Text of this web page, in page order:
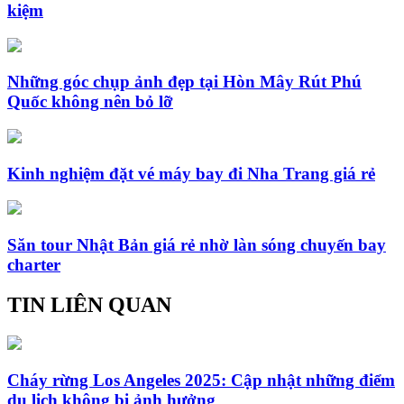
kiệm
Những góc chụp ảnh đẹp tại Hòn Mây Rút Phú
Quốc không nên bỏ lỡ
Kinh nghiệm đặt vé máy bay đi Nha Trang giá rẻ
Săn tour Nhật Bản giá rẻ nhờ làn sóng chuyến bay
charter
TIN LIÊN QUAN
Cháy rừng Los Angeles 2025: Cập nhật những điểm
du lịch không bị ảnh hưởng